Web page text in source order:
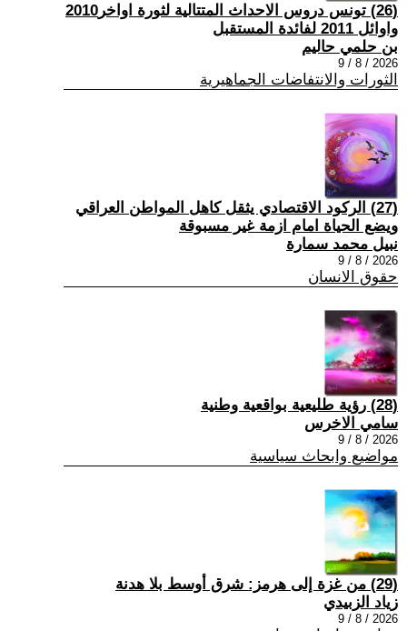
(26) تونس دروس الاحداث المتتالية لثورة اواخر2010
واوائل 2011 لفائدة المستقبل
بن حلمي حاليم
2026 / 8 / 9
الثورات والانتفاضات الجماهيرية
(27) الركود الاقتصادي يثقل كاهل المواطن العراقي
ويضع الحياة امام ازمة غير مسبوقة
نبيل محمد سمارة
2026 / 8 / 9
حقوق الانسان
(28) رؤية طليعية بواقعية وطنية
سامي الاخرس
2026 / 8 / 9
مواضيع وابحاث سياسية
(29) من غزة إلى هرمز: شرق أوسط بلا هدنة
زياد الزبيدي
2026 / 8 / 9